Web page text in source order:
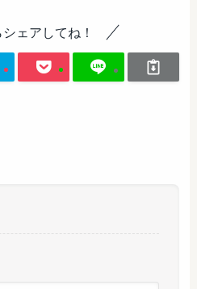
ェアしてね！